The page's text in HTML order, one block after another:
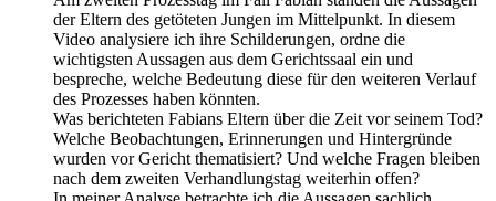
der Eltern des getöteten Jungen im Mittelpunkt. In diesem
Video analysiere ich ihre Schilderungen, ordne die
wichtigsten Aussagen aus dem Gerichtssaal ein und
bespreche, welche Bedeutung diese für den weiteren Verlauf
des Prozesses haben könnten.
Was berichteten Fabians Eltern über die Zeit vor seinem Tod?
Welche Beobachtungen, Erinnerungen und Hintergründe
wurden vor Gericht thematisiert? Und welche Fragen bleiben
nach dem zweiten Verhandlungstag weiterhin offen?